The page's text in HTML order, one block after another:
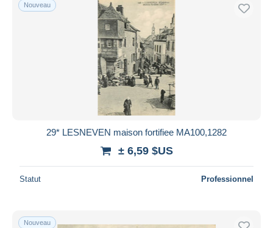
Nouveau
29* LESNEVEN maison fortifiee MA100,1282
± 6,59 $US
Statut Professionnel
Nouveau